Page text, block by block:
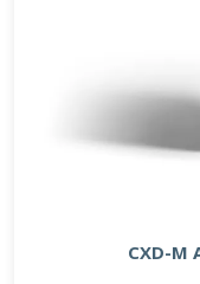
CXD-M